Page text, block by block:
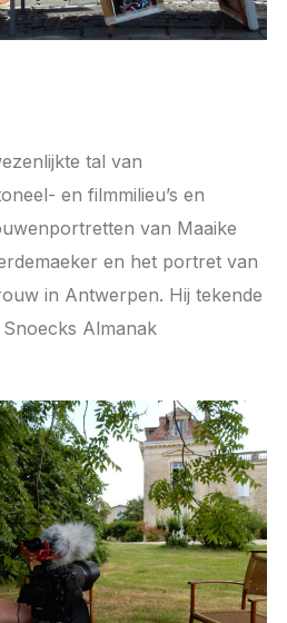
tal van
en filmmilieu’s en
van Maaike
en het portret van
in Antwerpen. Hij tekende
Almanak